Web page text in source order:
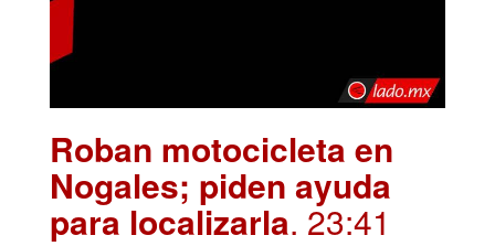
Roban motocicleta en
Nogales; piden ayuda
para localizarla. 23:41